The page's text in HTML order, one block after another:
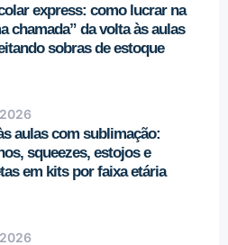
express: como lucrar na
chamada” da volta às aulas
sobras de estoque
aulas com sublimação:
squeezes, estojos e
em kits por faixa etária